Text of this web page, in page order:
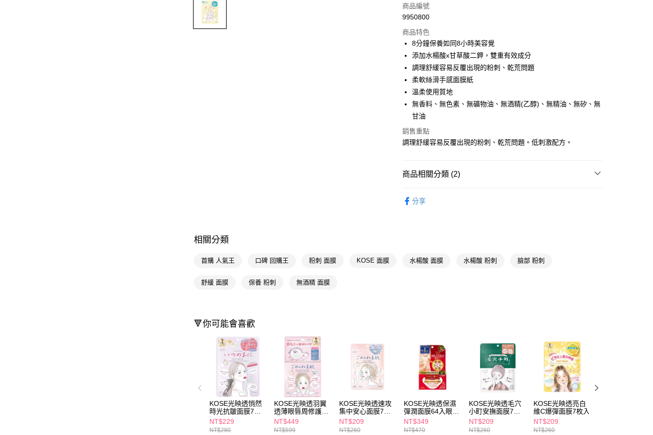
POYA支付
超商取貨付款
LINE Pay
Apple Pay
街口支付
悠遊付
Google Pay
AFTEE先享後付
【關於「AFTEE先享後付」】
AFTEE先享後付是「在收到商品之後才付款」的支付方式。 讓您購物簡單
２．便利：只要手機號碼，簡訊認證，即可結帳。
２．訂單成立數日內，您將收到繳費通知簡訊。
３．收到繳費通知簡訊後14天內，點擊此簡訊中的連結，可透過四大超商
【注意事項】
１．透過由恩沛科技股份有限公司提供之「AFTEE先享後付」服務完成之
交易，需依本服務之必要範圍內提供個人資料，並將交易相關給付款項請
求債權轉讓予恩沛科技股份有限公司。
２．關於個人資料處理事宜，請瀏覽以下網址：
https://aftee.tw/terms/#terms3
「AFTEE先享後付」，若未經同意申辦者引起之損失，本公司不負相關責
任。
４．使用「AFTEE先享後付」時，將依據個別帳號之用戶狀況，依本公司
即時審查核予不同之上限額度；若仍有額度不足之情形，本公司將視審查
即享券
運送方式
付款後全家取貨
7-11取貨付款
每筆NT$65，滿NT$490(含以上)免運費
付款後7-11取貨
宅配(本島)
每筆NT$100，滿NT$790(含以上)免運費
商品編號
9950800
商品特色
8分鐘保養如同8小時美容覺
添加水楊酸x甘草酸二鉀，雙重有效成分
調理舒緩容易反覆出現的粉刺、乾荒問題
柔軟絲滑手感面膜紙
溫柔使用質地
無香料、無色素、無礦物油、無酒精(乙醇)、無精油、無矽、無
甘油
銷售重點
調理舒緩容易反覆出現的粉刺、乾荒問題。低刺激配方。
商品相關分類 (2)
分享
相關分類
首購 人氣王 口碑 回購王 粉刺 面膜 KOSE 面膜 水楊酸 面膜 水楊酸 粉刺 臉部 粉刺
舒緩 面膜 保養 粉刺 無酒精 面膜
🔻你可能會喜歡
KOSE光映透悄然
時光抗皺面膜7枚
入
NT$229
NT$280
KOSE光映透羽翼
透薄眼唇周修護面
膜60入
NT$449
NT$599
KOSE光映透速攻
集中安心面膜7枚
入
NT$209
NT$260
KOSE光映透保濕
彈潤面膜64入眼唇
周專用
NT$349
NT$470
KOSE光映透毛穴
小町安撫面膜7枚
入
NT$209
NT$260
KOSE光映透亮白
維C爆彈面膜7枚入
NT$209
NT$260